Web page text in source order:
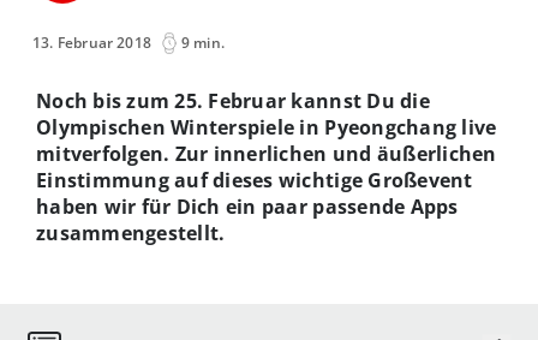
13. Februar 2018 9 min.
Noch bis zum 25. Februar kannst Du die
Olympischen Winterspiele in Pyeongchang live
mitverfolgen. Zur innerlichen und äußerlichen
Einstimmung auf dieses wichtige Großevent
haben wir für Dich ein paar passende Apps
zusammengestellt.